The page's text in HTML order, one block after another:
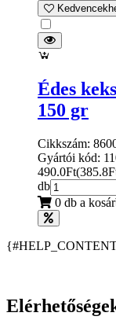
Édes
150 gr
Cikkszám:
Gyártói kód:
490.0Ft(385.8
db
0 db a